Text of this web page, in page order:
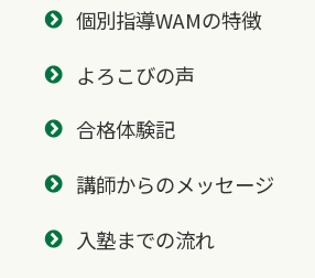
個別指導WAMの特徴
よろこびの声
合格体験記
講師からのメッセージ
入塾までの流れ